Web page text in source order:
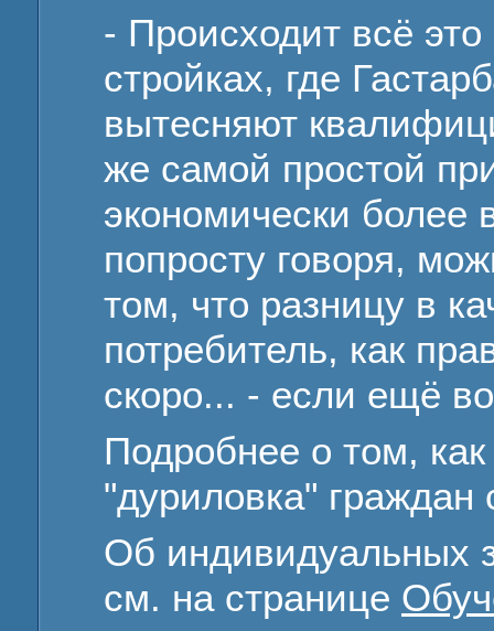
- Происходит всё
стройках, где
вытесняют
же самой простой
экономически более
попросту говоря,
том, что разницу в
потребитель, как
скоро... - если ещё
Подробнее о том,
"дуриловка" граждан
Об индивидуальных
см. на странице